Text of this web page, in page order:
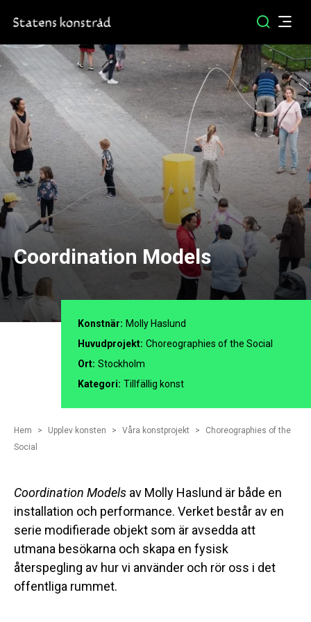
Coordination Models
Konstnär: Molly Haslund
Huvudprojekt: Choreographies of the Social
Ort: Stockholm
Kategori: Tillfällig konst
Hem Upplev konsten Våra konstprojekt
Choreographies of the
Social
Coordination Models av Molly Haslund är både en
installation och performance. Verket består av en
serie modifierade objekt som är avsedda att
utmana besökarna och skapa en fysisk
återspegling av hur vi använder och rör oss i det
offentliga rummet.